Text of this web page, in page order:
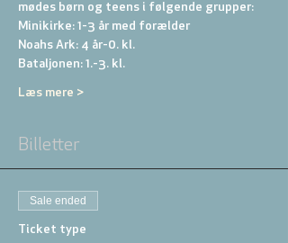
mødes børn og teens i følgende grupper:
Minikirke: 1-3 år med forælder
Noahs Ark: 4 år-0. kl.
Bataljonen: 1.-3. kl.
Læs mere >
Billetter
Sale ended
Ticket type